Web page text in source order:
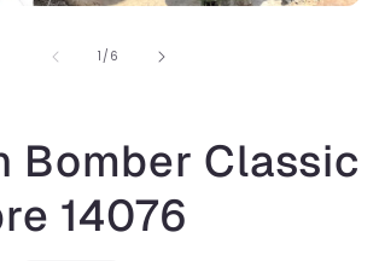
1 /de
6
Bomber Classic
14076